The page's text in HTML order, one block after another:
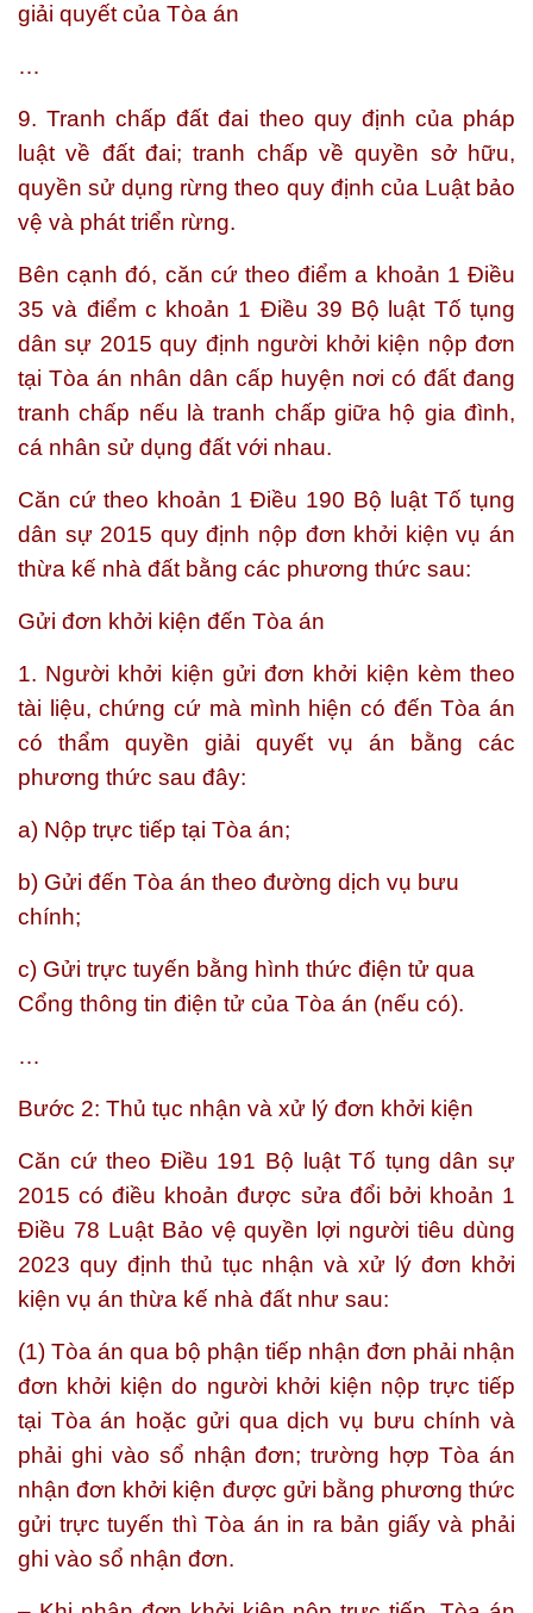
giải quyết của Tòa án
…
9. Tranh chấp đất đai theo quy định của pháp
luật về đất đai; tranh chấp về quyền sở hữu,
quyền sử dụng rừng theo quy định của Luật bảo
vệ và phát triển rừng.
Bên cạnh đó, căn cứ theo điểm a khoản 1 Điều
35 và điểm c khoản 1 Điều 39 Bộ luật Tố tụng
dân sự 2015 quy định người khởi kiện nộp đơn
tại Tòa án nhân dân cấp huyện nơi có đất đang
tranh chấp nếu là tranh chấp giữa hộ gia đình,
cá nhân sử dụng đất với nhau.
Căn cứ theo khoản 1 Điều 190 Bộ luật Tố tụng
dân sự 2015 quy định nộp đơn khởi kiện vụ án
thừa kế nhà đất bằng các phương thức sau:
Gửi đơn khởi kiện đến Tòa án
1. Người khởi kiện gửi đơn khởi kiện kèm theo
tài liệu, chứng cứ mà mình hiện có đến Tòa án
có thẩm quyền giải quyết vụ án bằng các
phương thức sau đây:
a) Nộp trực tiếp tại Tòa án;
b) Gửi đến Tòa án theo đường dịch vụ bưu
chính;
c) Gửi trực tuyến bằng hình thức điện tử qua
Cổng thông tin điện tử của Tòa án (nếu có).
…
Bước 2: Thủ tục nhận và xử lý đơn khởi kiện
Căn cứ theo Điều 191 Bộ luật Tố tụng dân sự
2015 có điều khoản được sửa đổi bởi khoản 1
Điều 78 Luật Bảo vệ quyền lợi người tiêu dùng
2023 quy định thủ tục nhận và xử lý đơn khởi
kiện vụ án thừa kế nhà đất như sau:
(1) Tòa án qua bộ phận tiếp nhận đơn phải nhận
đơn khởi kiện do người khởi kiện nộp trực tiếp
tại Tòa án hoặc gửi qua dịch vụ bưu chính và
phải ghi vào sổ nhận đơn; trường hợp Tòa án
nhận đơn khởi kiện được gửi bằng phương thức
gửi trực tuyến thì Tòa án in ra bản giấy và phải
ghi vào sổ nhận đơn.